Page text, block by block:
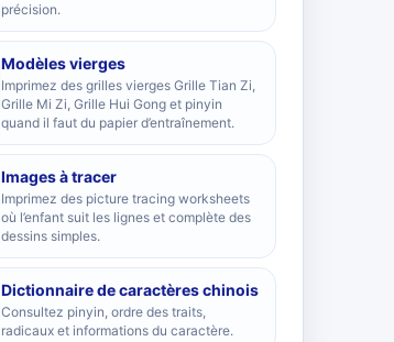
précision.
Modèles vierges
Imprimez des grilles vierges Grille Tian Zi,
Grille Mi Zi, Grille Hui Gong et pinyin
quand il faut du papier d’entraînement.
Images à tracer
Imprimez des picture tracing worksheets
où l’enfant suit les lignes et complète des
dessins simples.
Dictionnaire de caractères chinois
Consultez pinyin, ordre des traits,
radicaux et informations du caractère.